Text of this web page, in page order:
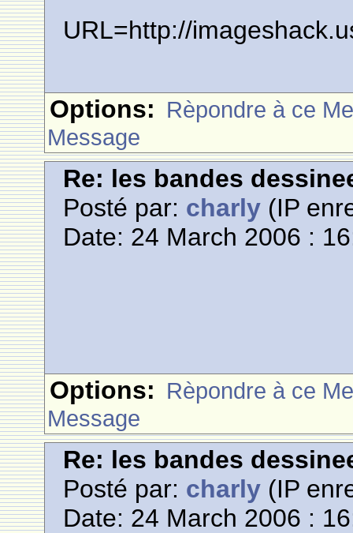
URL=http://
Options: Rèpondre à ce
Message
Re: les bandes
Posté par: charly (IP
Date: 24 March 2006 :
Options: Rèpondre à ce
Message
Re: les bandes
Posté par: charly (IP
Date: 24 March 2006 :